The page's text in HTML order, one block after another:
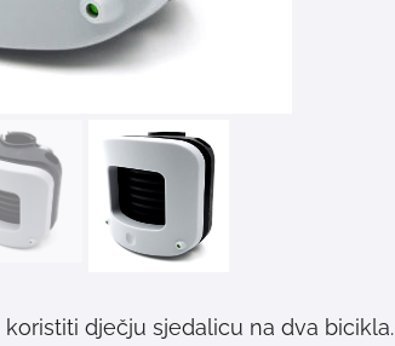
dječju sjedalicu na dva bicikla.